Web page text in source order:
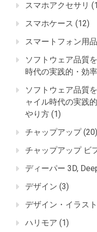
スマホアクセサリ
スマホケース (12)
スマートフォン用品
ソフトウェア品質
時代の実践的・効
ソフトウェア品質
ャイル時代の実践
やり方 (1)
チャップアップ(20)
チャップアップ ビ
ディーパー 3D,
デザイン (3)
デザイン・イラスト
ハリモア (1)